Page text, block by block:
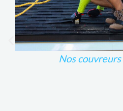
Nos couvreurs